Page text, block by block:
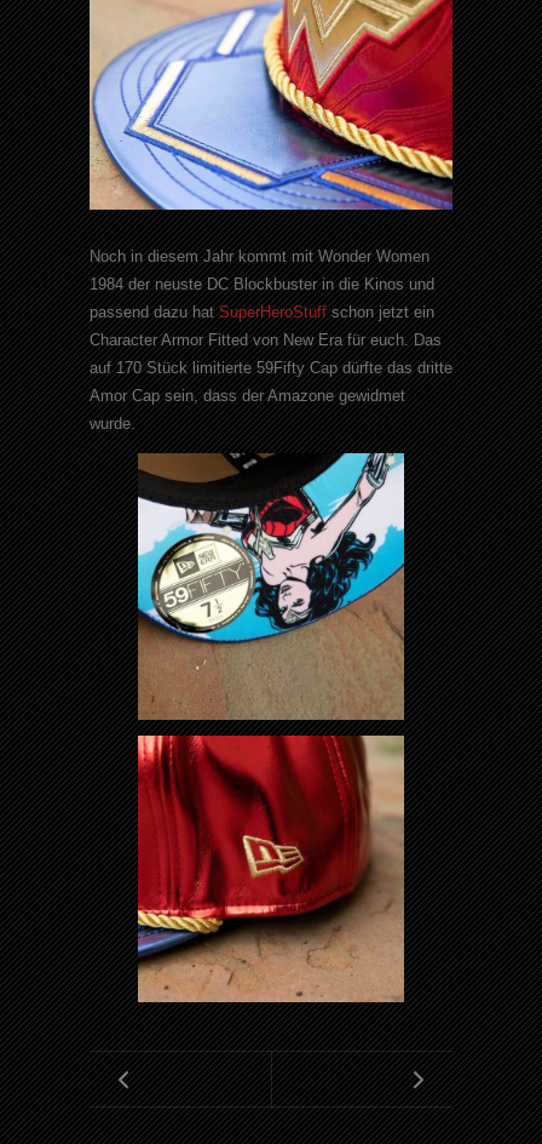
Noch in diesem Jahr kommt mit Wonder Women
1984 der neuste DC Blockbuster in die Kinos und
passend dazu hatSuperHeroStuffschon jetzt ein
Character Armor Fitted von New Era für euch. Das
auf 170 Stück limitierte 59Fifty Cap dürfte das dritte
Amor Cap sein, dass der Amazone gewidmet
wurde.